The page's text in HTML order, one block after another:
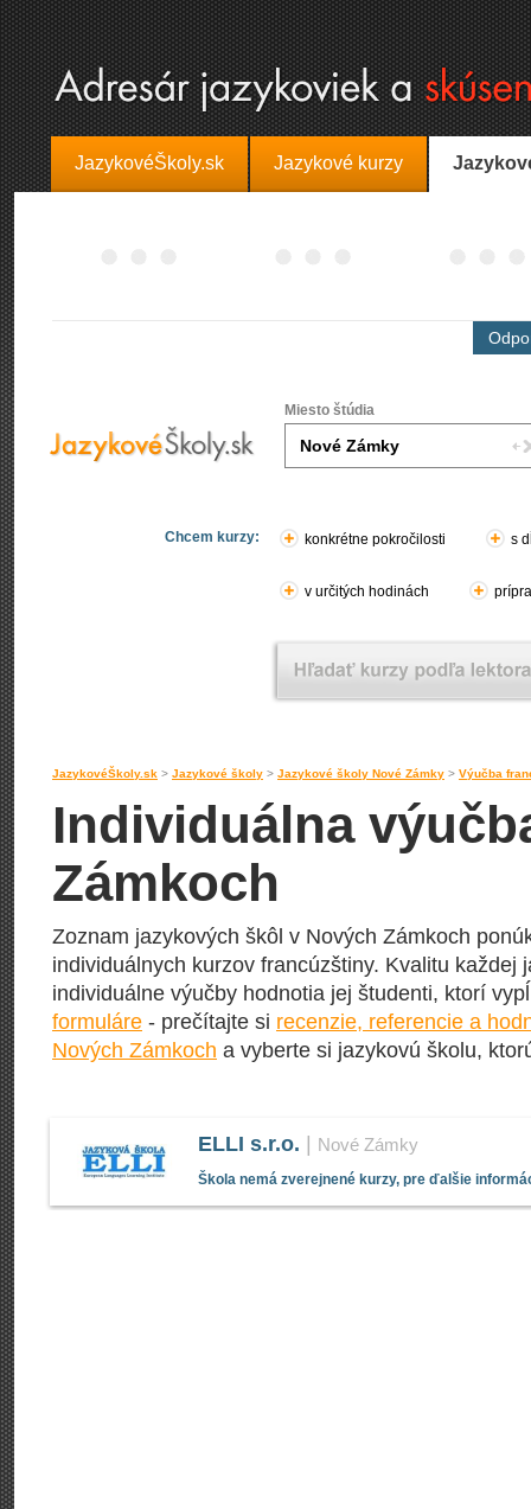
JazykovéŠkoly.sk Jazykové kurzy
Miesto štúdia
Chcem kurzy: konkrétne pokročilosti s
v určitých hodinách
JazykovéŠkoly.sk > Jazykové školy > Jazykové školy Nové Zámky > Výučba
Individuálna
Zámkoch
Zoznam jazykových škôl v Nových Zámkoch
individuálnych kurzov francúzštiny. Kvalitu každej
individuálne výučby hodnotia jej študenti, ktorí
formuláre - prečítajte si recenzie, referencie a
Nových Zámkoch a vyberte si jazykovú školu,
ELLI s.r.o. Nové Zámky
Škola nemá zverejnené kurzy, pre ďalšie